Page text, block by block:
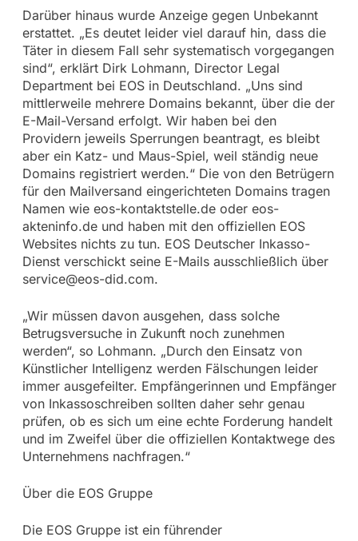
Darüber hinaus wurde Anzeige gegen Unbekannt
erstattet. „Es deutet leider viel darauf hin, dass die
Täter in diesem Fall sehr systematisch vorgegangen
sind“, erklärt Dirk Lohmann, Director Legal
Department bei EOS in Deutschland. „Uns sind
mittlerweile mehrere Domains bekannt, über die der
E-Mail-Versand erfolgt. Wir haben bei den
Providern jeweils Sperrungen beantragt, es bleibt
aber ein Katz- und Maus-Spiel, weil ständig neue
Domains registriert werden.“ Die von den Betrügern
für den Mailversand eingerichteten Domains tragen
Namen wie eos-kontaktstelle.de oder eos-
akteninfo.de und haben mit den offiziellen EOS
Websites nichts zu tun. EOS Deutscher Inkasso-
Dienst verschickt seine E-Mails ausschließlich über
service@eos-did.com.
„Wir müssen davon ausgehen, dass solche
Betrugsversuche in Zukunft noch zunehmen
werden“, so Lohmann. „Durch den Einsatz von
Künstlicher Intelligenz werden Fälschungen leider
immer ausgefeilter. Empfängerinnen und Empfänger
von Inkassoschreiben sollten daher sehr genau
prüfen, ob es sich um eine echte Forderung handelt
und im Zweifel über die offiziellen Kontaktwege des
Unternehmens nachfragen.“
Über die EOS Gruppe
Die EOS Gruppe ist ein führender